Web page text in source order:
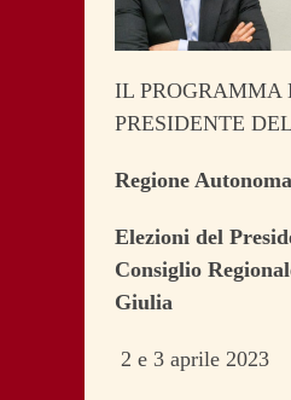
IL PROGRAMMA
PRESIDENTE
Regione
Elezioni del
Consiglio
Giulia
2 e 3 aprile 2023